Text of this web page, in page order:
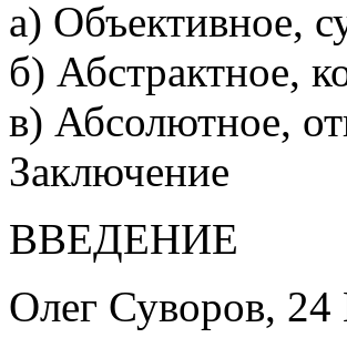
а) Объективное,
б) Абстрактное,
в) Абсолютное,
Заключение
ВВЕДЕНИЕ
Олег Суворов,